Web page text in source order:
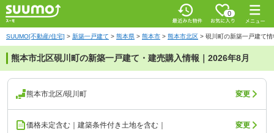
0
SUUMO[不動産/住宅] > 新築一戸建て > 熊本県 > 熊本市 > 熊本市北区 > 硯川町の新築一戸建て情
熊本市北区硯川町の新築一戸建て・建売購入情報｜2026年8月
熊本市北区/硯川町 変更
価格未定含む｜建築条件付き土地を含む｜ 変更